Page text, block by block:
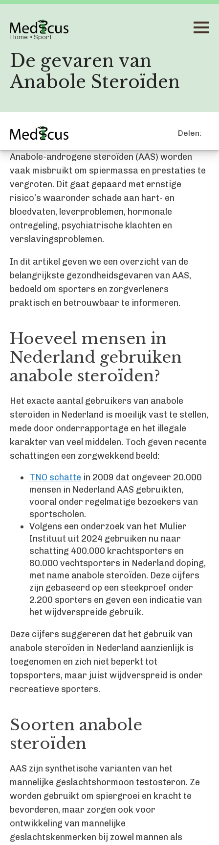
Home »Sport
De gevaren van
Anabole Steroïden
Delen:
Anabole-androgene steroïden (AAS) worden
vaak misbruikt om spiermassa en prestaties te
vergroten. Dit gaat gepaard met ernstige
risico’s waaronder schade aan hart- en
bloedvaten, leverproblemen, hormonale
ontregeling, psychiatrische klachten en
verslavingsproblemen.
In dit artikel geven we een overzicht van de
belangrijkste gezondheidsgevaren van AAS,
bedoeld om sporters en zorgverleners
praktisch en betrouwbaar te informeren.
Hoeveel mensen in
Nederland gebruiken
anabole steroïden?
Het exacte aantal gebruikers van anabole
steroïden in Nederland is moeilijk vast te stellen,
mede door onderrapportage en het illegale
karakter van veel middelen. Toch geven recente
schattingen een zorgwekkend beeld:
TNO schatte in 2009 dat ongeveer 20.000
mensen in Nederland AAS gebruikten,
vooral onder regelmatige bezoekers van
sportscholen.
Volgens een onderzoek van het Mulier
Instituut uit 2024 gebruiken nu naar
schatting 400.000 krachtsporters en
80.000 vechtsporters in Nederland doping,
met name anabole steroïden. Deze cijfers
zijn gebaseerd op een steekproef onder
2.200 sporters en geven een indicatie van
het wijdverspreide gebruik.
Deze cijfers suggereren dat het gebruik van
anabole steroïden in Nederland aanzienlijk is
toegenomen en zich niet beperkt tot
topsporters, maar juist wijdverspreid is onder
recreatieve sporters.
Soorten anabole
steroïden
AAS zijn synthetische varianten van het
mannelijke geslachtshormoon testosteron. Ze
worden gebruikt om spiergroei en kracht te
bevorderen, maar zorgen ook voor
ontwikkeling van mannelijke
geslachtskenmerken bij zowel mannen als